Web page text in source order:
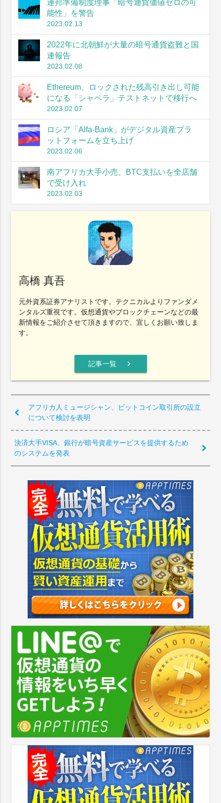
連邦準備制度理事「暗号通貨価値ゼロの可
能性」を警告
2023.02.13
2022年に北朝鮮が大量の暗号通貨盗難と国
連報告
2023.02.08
Ethereum、ロックされた残高引き出し可能
になる「シャペラ」テストネットで移行へ
2023.02.07
ロシア「Alfa-Bank」がデジタル資産プラ
ットフォームを立ち上げ
2023.02.06
南アフリカ大手小売、BTC支払いを全店舗
で受け入れ
2023.02.03
高橋 真吾
元外資系証券アナリストです。テクニカルよりファンダメ
ンタルズ重視です。仮想通貨やブロックチェーンなどの最
新情報をご紹介させて頂きますので、宜しくお願い致しま
す。
記事一覧 chevron_right
アフリカ人ミュージシャン、ビットコイン取引所の設立
について検討を表明
決済大手VISA、銀行が暗号資産サービスを提供するため
のシステムを発表